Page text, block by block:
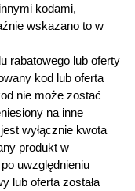
kodami,
wskazano to w
rabatowego lub oferty
kod lub oferta
nie może zostać
na inne
wyłącznie kwota
produkt w
uwzględnieniu
lub oferta została